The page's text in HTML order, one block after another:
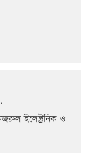
ইলেক্ট্রনিক ও